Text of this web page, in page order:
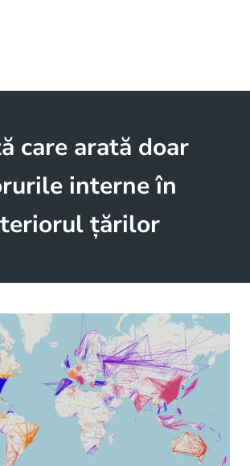
care arată doar
interne în
țărilor